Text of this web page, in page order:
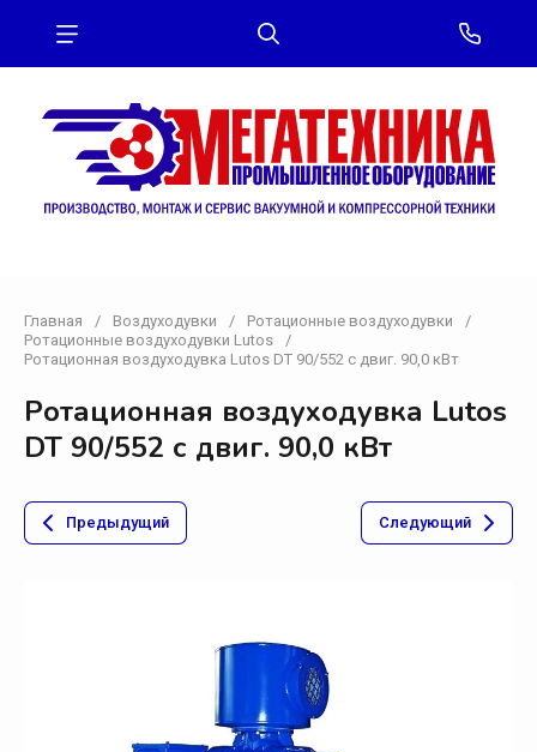
Главная / Воздуходувки / Ротационные воздуходувки
/
Ротационные воздуходувки Lutos
/
Ротационная воздуходувка Lutos DT 90/552 с двиг. 90,0 кВт
Ротационная воздуходувка Lutos
DT 90/552 с двиг. 90,0 кВт
Предыдущий Следующий